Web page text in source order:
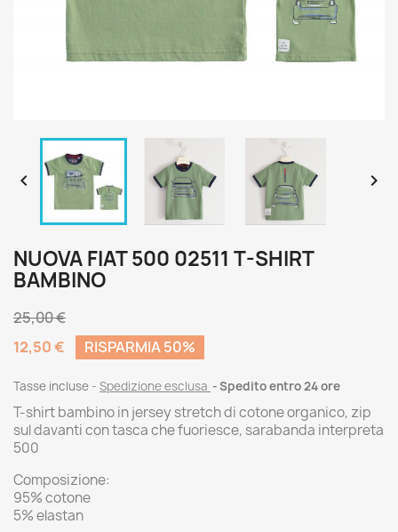
 
NUOVA FIAT 500 02511 T-SHIRT
BAMBINO
25,00 €
12,50 €
RISPARMIA 50%
Tasse incluse Spedizione esclusa Spedito entro 24 ore
T-shirt bambino in jersey stretch di cotone organico, zip
sul davanti con tasca che fuoriesce, sarabanda interpreta
500
Composizione:
95% cotone
5% elastan